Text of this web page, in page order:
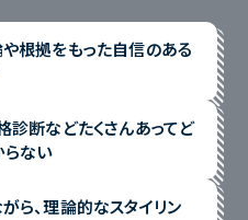
の方向け
プ
根拠をもった自信のある
診断などたくさんあってど
ない
ら、理論的なスタイリン